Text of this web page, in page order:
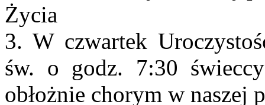
Życia
3. W czwartek
św. o godz. 7:30
obłożnie chorym w naszej